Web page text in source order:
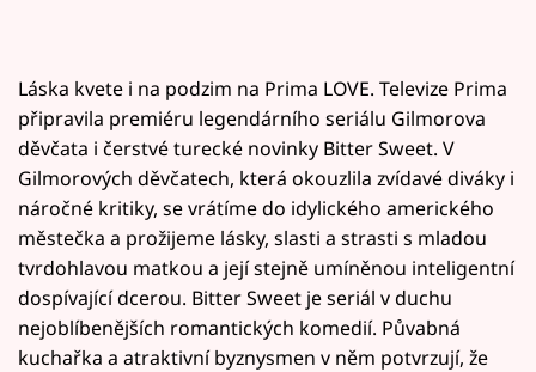
Láska kvete i na podzim na Prima LOVE. Televize Prima
připravila premiéru legendárního seriálu Gilmorova
děvčata i čerstvé turecké novinky Bitter Sweet. V
Gilmorových děvčatech, která okouzlila zvídavé diváky i
náročné kritiky, se vrátíme do idylického amerického
městečka a prožijeme lásky, slasti a strasti s mladou
tvrdohlavou matkou a její stejně umíněnou inteligentní
dospívající dcerou. Bitter Sweet je seriál v duchu
nejoblíbenějších romantických komedií. Půvabná
kuchařka a atraktivní byznysmen v něm potvrzují, že